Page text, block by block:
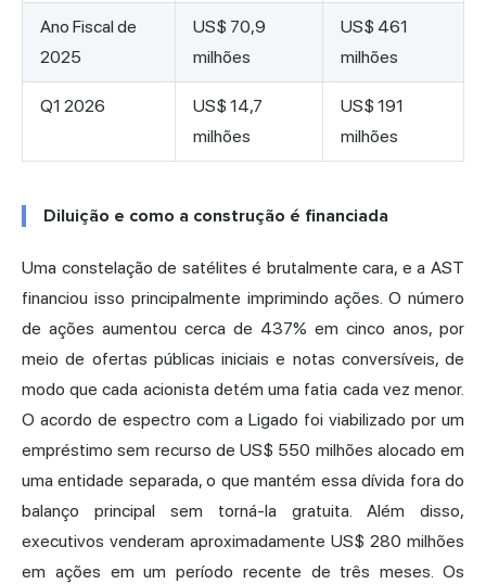
Ano Fiscal de
2025
US$ 70,9
milhões
US$ 461
milhões
Q1 2026
US$ 14,7
milhões
US$ 191
milhões
Diluição e como a construção é financiada
Uma constelação de satélites é brutalmente cara, e a AST
financiou isso principalmente imprimindo ações. O número
de ações aumentou cerca de 437% em cinco anos, por
meio de ofertas públicas iniciais e notas conversíveis, de
modo que cada acionista detém uma fatia cada vez menor.
O acordo de espectro com a Ligado foi viabilizado por um
empréstimo sem recurso de US$ 550 milhões alocado em
uma entidade separada, o que mantém essa dívida fora do
balanço principal sem torná-la gratuita. Além disso,
executivos venderam aproximadamente US$ 280 milhões
em ações em um período recente de três meses. Os